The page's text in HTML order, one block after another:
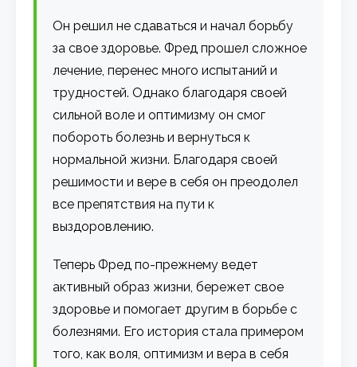
Он решил не сдаваться и начал борьбу
за свое здоровье. Фред прошел сложное
лечение, перенес много испытаний и
трудностей. Однако благодаря своей
сильной воле и оптимизму он смог
побороть болезнь и вернуться к
нормальной жизни. Благодаря своей
решимости и вере в себя он преодолел
все препятствия на пути к
выздоровлению.
Теперь Фред по-прежнему ведет
активный образ жизни, бережет свое
здоровье и помогает другим в борьбе с
болезнями. Его история стала примером
того, как воля, оптимизм и вера в себя